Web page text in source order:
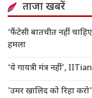
ताजा खबरें
‘फैंटेसी बातचीत नहीं
हमला
‘ये गायत्री मंत्र नहीं’,
'उमर खालिद को रिहा